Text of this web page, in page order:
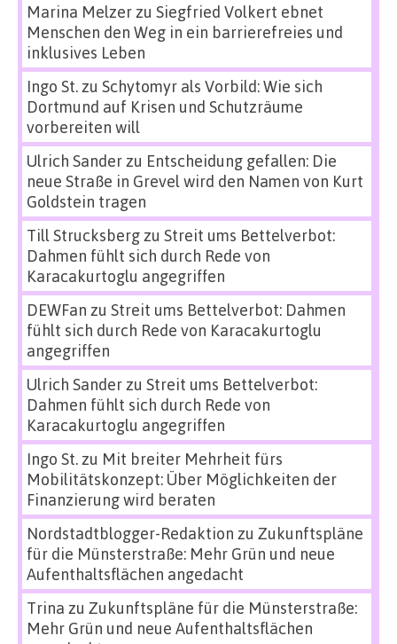
Marina Melzerzu Siegfried Volkert ebnet
Menschen den Weg in ein barrierefreies und
inklusives Leben
Ingo St.zu Schytomyr als Vorbild: Wie sich
Dortmund auf Krisen und Schutzräume
vorbereiten will
Ulrich Sanderzu Entscheidung gefallen: Die
neue Straße in Grevel wird den Namen von Kurt
Goldstein tragen
Till Strucksbergzu Streit ums Bettelverbot:
Dahmen fühlt sich durch Rede von
Karacakurtoglu angegriffen
DEWFan zu Streit ums Bettelverbot: Dahmen
fühlt sich durch Rede von Karacakurtoglu
angegriffen
Ulrich Sanderzu Streit ums Bettelverbot:
Dahmen fühlt sich durch Rede von
Karacakurtoglu angegriffen
Ingo St.zu Mit breiter Mehrheit fürs
Mobilitätskonzept: Über Möglichkeiten der
Finanzierung wird beraten
Nordstadtblogger-Redaktion zu Zukunftspläne
für die Münsterstraße: Mehr Grün und neue
Aufenthaltsflächen angedacht
Trina zu Zukunftspläne für die Münsterstraße:
Mehr Grün und neue Aufenthaltsflächen